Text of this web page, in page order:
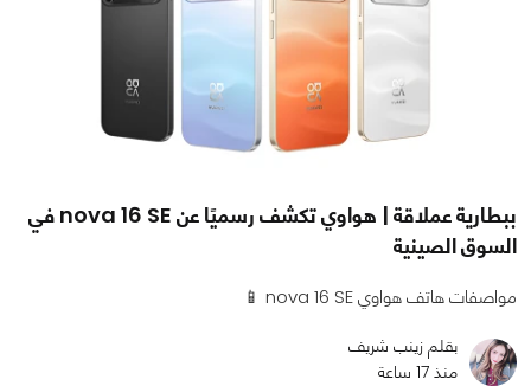
ببطارية عملاقة | هواوي تكشف رسميًا عن nova 16 SE في
السوق الصينية
مواصفات هاتف هواوي nova 16 SE 📱
بقلم زينب شريف
منذ 17 ساعة